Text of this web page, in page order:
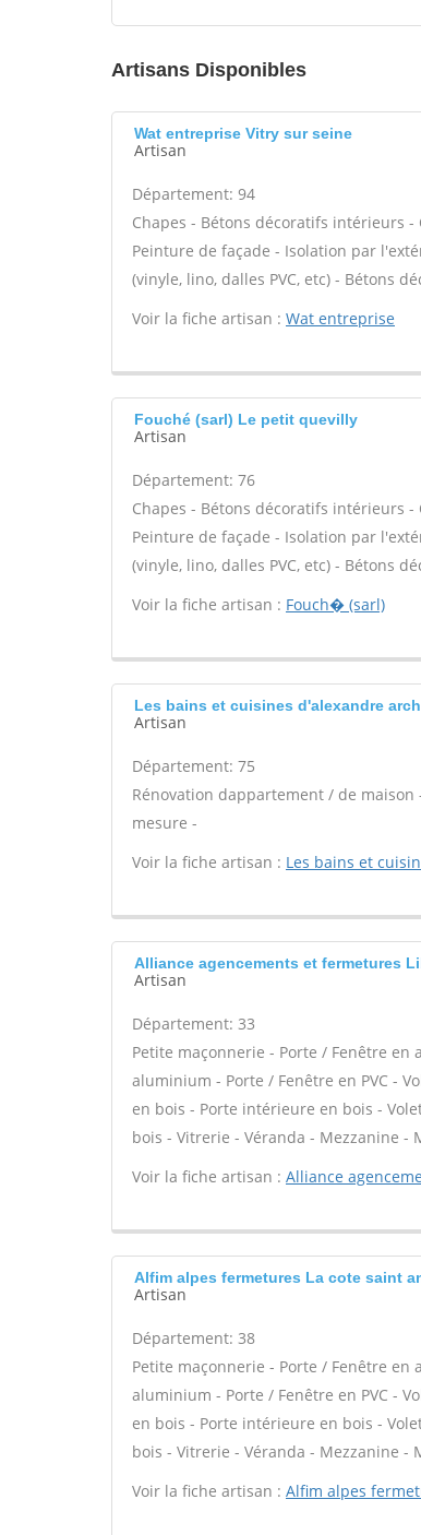
Artisans Disponibles
Wat entreprise Vitry sur seine
Artisan
Département: 94
Chapes - Bétons décoratifs intérieurs
Peinture de façade - Isolation par
(vinyle, lino, dalles PVC, etc) - Bétons
Voir la fiche artisan : Wat entreprise
Fouché (sarl) Le petit quevilly
Artisan
Département: 76
Chapes - Bétons décoratifs intérieurs
Peinture de façade - Isolation par
(vinyle, lino, dalles PVC, etc) - Bétons
Voir la fiche artisan : Fouch� (sarl)
Les bains et cuisines d'alexandre
Artisan
Département: 75
Rénovation dappartement / de
mesure -
Voir la fiche artisan : Les bains et
Alliance agencements et fermetures
Artisan
Département: 33
Petite maçonnerie - Porte / Fenêtre
aluminium - Porte / Fenêtre en PVC -
en bois - Porte intérieure en bois -
bois - Vitrerie - Véranda - Mezzanine
Voir la fiche artisan : Alliance
Alfim alpes fermetures La cote saint
Artisan
Département: 38
Petite maçonnerie - Porte / Fenêtre
aluminium - Porte / Fenêtre en PVC -
en bois - Porte intérieure en bois -
bois - Vitrerie - Véranda - Mezzanine
Voir la fiche artisan : Alfim alpes